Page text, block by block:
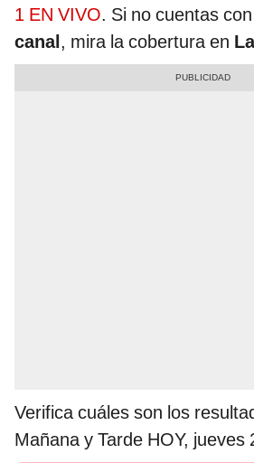
1 EN VIVO. Si no cuentas con
canal, mira la cobertura en
Verifica cuáles son los
Mañana y Tarde HOY, jueves